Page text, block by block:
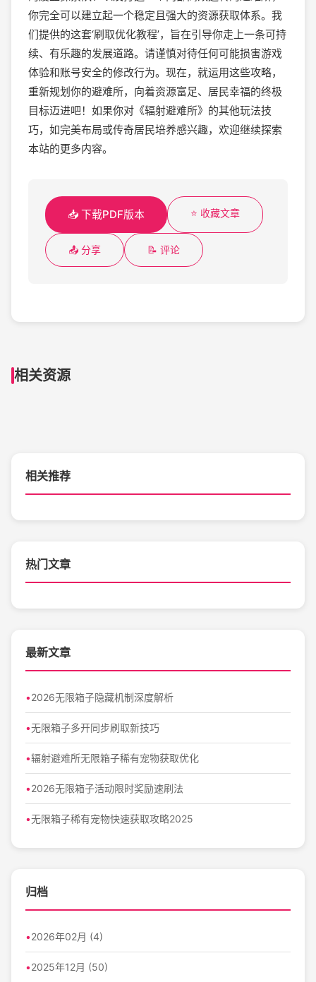
你完全可以建立起一个稳定且强大的资源获取体系。我
们提供的这套‘刷取优化教程’，旨在引导你走上一条可持
续、有乐趣的发展道路。请谨慎对待任何可能损害游戏
体验和账号安全的修改行为。现在，就运用这些攻略，
重新规划你的避难所，向着资源富足、居民幸福的终极
目标迈进吧！如果你对《辐射避难所》的其他玩法技
巧，如完美布局或传奇居民培养感兴趣，欢迎继续探索
本站的更多内容。
📥 下载PDF版本 ⭐ 收藏文章
📤 分享 📝 评论
相关资源
相关推荐
热门文章
最新文章
2026无限箱子隐藏机制深度解析
无限箱子多开同步刷取新技巧
辐射避难所无限箱子稀有宠物获取优化
2026无限箱子活动限时奖励速刷法
无限箱子稀有宠物快速获取攻略2025
归档
2026年02月 (4)
2025年12月 (50)